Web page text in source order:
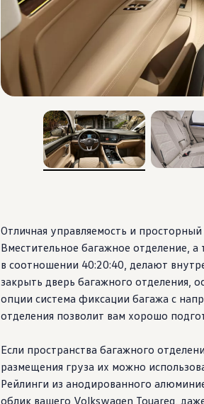
, 1 из 3
Отличная управляемость и
Вместительное багажное отделение,
в соотношении 40:20:40, делают
закрыть дверь багажного отделения,
опции система фиксации багажа с
отделения позволит вам хорошо
Если пространства багажного
размещения груза их можно
Рейлинги из анодированного
облик вашего Volkswagen Touareg,